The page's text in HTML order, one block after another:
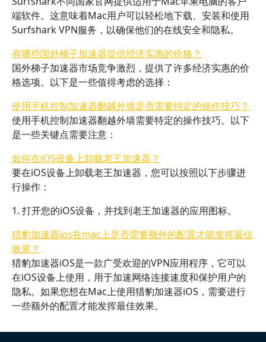
端软件。这意味着Mac用户可以轻松地下载、安装和使用
Surfshark VPN服务，以确保他们的在线安全和隐私。
有哪些国外梯子加速器提供经济实惠的价格？
国外梯子加速器市场竞争激烈，提供了许多经济实惠的价
格选项。以下是一些值得考虑的选择：
使用手机控制加速器翻越外墙是否需要特定的操作技巧？
使用手机控制加速器翻越外墙需要特定的操作技巧。以下
是一些关键点需要注意：
如何在iOS设备上卸载老王加速器？
要在iOS设备上卸载老王加速器，您可以按照以下步骤进
行操作：
1. 打开您的iOS设备，并找到老王加速器的应用图标。
猎豹加速器ios在mac上是否需要额外的配置才能发挥最佳
效果？
猎豹加速器iOS是一款广受欢迎的VPN应用程序，它可以
在iOS设备上使用，用于加速网络连接速度和保护用户的
隐私。如果您想在Mac上使用猎豹加速器iOS，需要进行
一些额外的配置才能发挥最佳效果。